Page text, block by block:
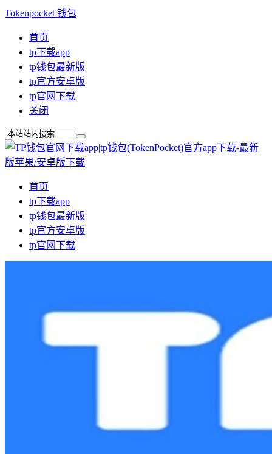
Tokenpocket 钱包
首页
tp下载app
tp钱包最新版
tp官方安卓版
tp官网下载
关闭
首页
tp下载app
tp钱包最新版
tp官方安卓版
tp官网下载